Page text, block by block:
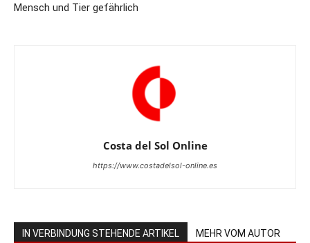
Mensch und Tier gefährlich
Costa del Sol Online
https://www.costadelsol-online.es
IN VERBINDUNG STEHENDE ARTIKEL MEHR VOM AUTOR